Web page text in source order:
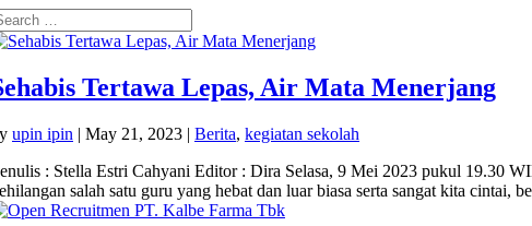
Tertawa Lepas, Air Mata Menerjang
upin ipin | May 21, 2023 | Berita, kegiatan sekolah
: Stella Estri Cahyani Editor : Dira Selasa, 9 Mei 2023 pukul 19.30
salah satu guru yang hebat dan luar biasa serta sangat kita cintai,